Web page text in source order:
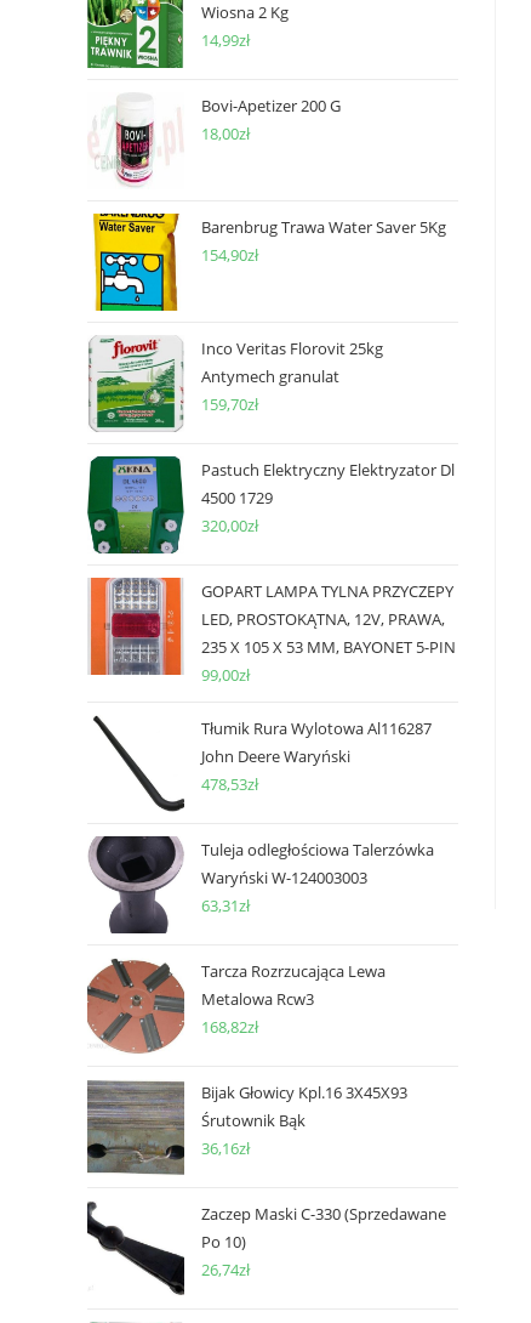
Wiosna 2 Kg
14,99zł
Bovi-Apetizer 200 G
18,00zł
Barenbrug Trawa Water Saver 5Kg
154,90zł
Inco Veritas Florovit 25kg
Antymech granulat
159,70zł
Pastuch Elektryczny Elektryzator Dl
4500 1729
320,00zł
GOPART LAMPA TYLNA PRZYCZEPY
LED, PROSTOKĄTNA, 12V, PRAWA,
235 X 105 X 53 MM, BAYONET 5-PIN
99,00zł
Tłumik Rura Wylotowa Al116287
John Deere Waryński
478,53zł
Tuleja odległościowa Talerzówka
Waryński W-124003003
63,31zł
Tarcza Rozrzucająca Lewa
Metalowa Rcw3
168,82zł
Bijak Głowicy Kpl.16 3X45X93
Śrutownik Bąk
36,16zł
Zaczep Maski C-330 (Sprzedawane
Po 10)
26,74zł